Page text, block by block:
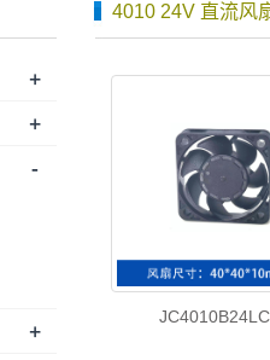
4010 24V 直流风
+
+
-
+